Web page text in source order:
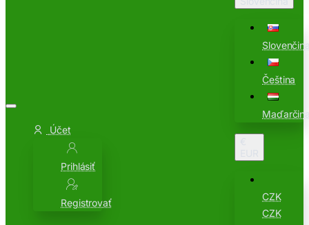
Účet
Prihlásiť
Registrovať
Čeština
CZK
CZK